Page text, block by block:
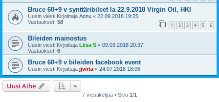
Bruce 60+9 v synttäribileet la 22.9.2018 Virgin Oil, HKI
Uusin viesti Kirjoittaja Annu « 22.09.2018 19:25
Vastaukset: 58 1 2 3 4 5 6
Bileiden mainostus
Uusin viesti Kirjoittaja Liisa S « 09.09.2018 20:37
Vastaukset: 6
Bruce 60+9 v bileiden facebook event
Uusin viesti Kirjoittaja jjvirta « 24.07.2018 18:06
Uusi Aihe
7 viestiketjua • Sivu 1/1